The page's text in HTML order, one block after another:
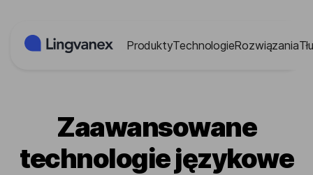
ProduktyTechnologieRozwiązania
Zaawansowane
technologie językowe